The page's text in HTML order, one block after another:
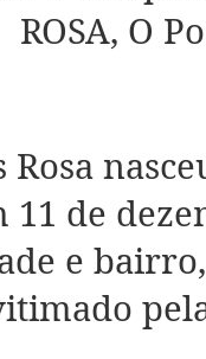
ROSA, O
11 de
e